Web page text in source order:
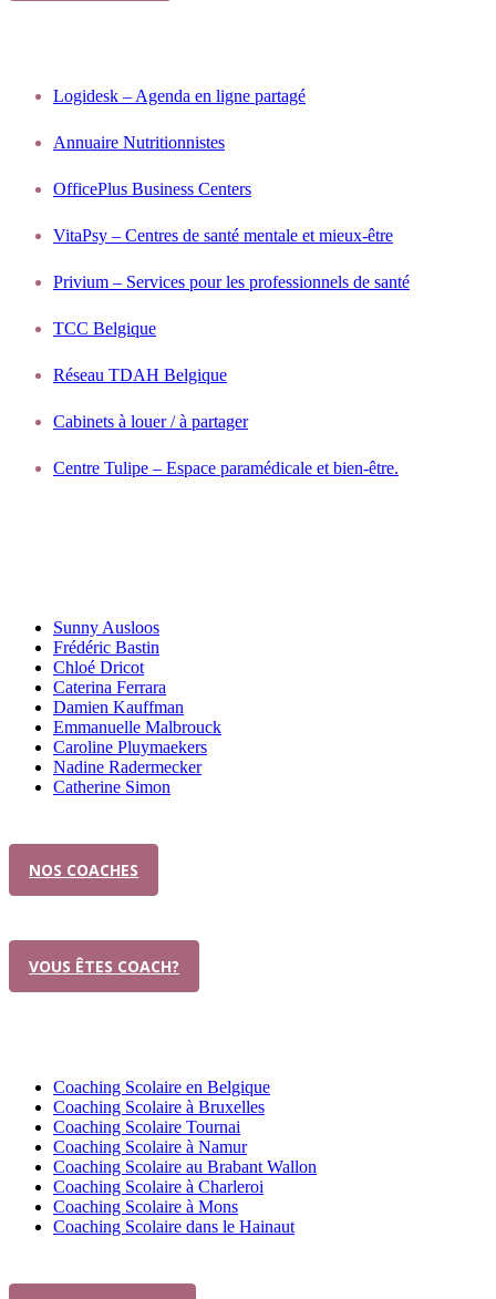
Logidesk – Agenda en ligne partagé
Annuaire Nutritionnistes
OfficePlus Business Centers
VitaPsy – Centres de santé mentale et mieux-être
Privium – Services pour les professionnels de santé
TCC Belgique
Réseau TDAH Belgique
Cabinets à louer / à partager
Centre Tulipe – Espace paramédicale et bien-être.
Sunny Ausloos
Frédéric Bastin
Chloé Dricot
Caterina Ferrara
Damien Kauffman
Emmanuelle Malbrouck
Caroline Pluymaekers
Nadine Radermecker
Catherine Simon
NOS COACHES
VOUS ÊTES COACH?
Coaching Scolaire en Belgique
Coaching Scolaire à Bruxelles
Coaching Scolaire Tournai
Coaching Scolaire à Namur
Coaching Scolaire au Brabant Wallon
Coaching Scolaire à Charleroi
Coaching Scolaire à Mons
Coaching Scolaire dans le Hainaut